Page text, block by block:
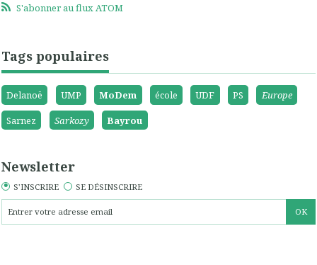
S'abonner au flux ATOM
Tags populaires
Delanoë UMP MoDem école UDF PS
Europe
Sarnez
Sarkozy Bayrou
Newsletter
S'INSCRIRE SE DÉSINSCRIRE